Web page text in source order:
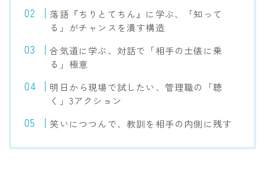
落語『ちりとてちん』に学ぶ、「知って
る」がチャンスを潰す構造
合気道に学ぶ、対話で「相手の土俵に乗
る」極意
明日から現場で試したい、管理職の「聴
く」3アクション
笑いにつつんで、教訓を相手の内側に残す